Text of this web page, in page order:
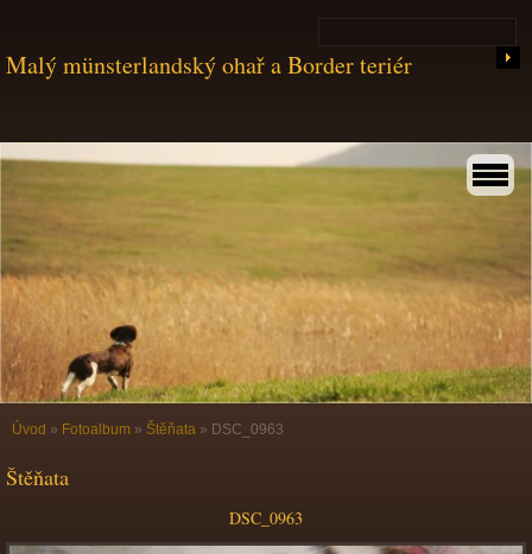
Malý münsterlandský ohař a Border teriér
Úvod » Fotoalbum » Štěňata » DSC_0963
Štěňata
DSC_0963